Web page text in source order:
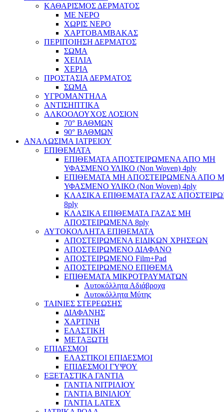
ΚΑΘΑΡΙΣΜΟΣ ΔΕΡΜΑΤΟΣ
ΜΕ ΝΕΡΟ
ΧΩΡΙΣ ΝΕΡΟ
ΧΑΡΤΟΒΑΜΒΑΚΑΣ
ΠΕΡΙΠΟΙΗΣΗ ΔΕΡΜΑΤΟΣ
ΣΩΜΑ
ΧΕΙΛΙΑ
ΧΕΡΙΑ
ΠΡΟΣΤΑΣΙΑ ΔΕΡΜΑΤΟΣ
ΣΩΜΑ
ΥΓΡΟΜΑΝΤΗΛΑ
ΑΝΤΙΣΗΠΤΙΚΑ
ΑΛΚΟΟΛΟΥΧΟΣ ΛΟΣΙΟΝ
70° ΒΑΘΜΩΝ
90° ΒΑΘΜΩΝ
ΑΝΑΛΩΣΙΜΑ ΙΑΤΡΕΙΟΥ
ΕΠΙΘΕΜΑΤΑ
ΕΠΙΘΕΜΑΤΑ ΑΠΟΣΤΕΙΡΩΜΕΝΑ ΑΠΟ ΜΗ
ΥΦΑΣΜΕΝΟ ΥΛΙΚΟ (Non Woven) 4ply
ΕΠΙΘΕΜΑΤΑ ΜΗ ΑΠΟΣΤΕΙΡΩΜΕΝΑ ΑΠΟ
ΥΦΑΣΜΕΝΟ ΥΛΙΚΟ (Non Woven) 4ply
ΚΛΑΣΙΚΑ ΕΠΙΘΕΜΑΤΑ ΓΑΖΑΣ
8ply
ΚΛΑΣΙΚΑ ΕΠΙΘΕΜΑΤΑ ΓΑΖΑΣ ΜΗ
ΑΠΟΣΤΕΙΡΩΜΕΝΑ 8ply
ΑΥΤΟΚΟΛΛΗΤΑ ΕΠΙΘΕΜΑΤΑ
ΑΠΟΣΤΕΙΡΩΜΕΝΑ ΕΙΔΙΚΩΝ ΧΡΗΣΕΩΝ
ΑΠΟΣΤΕΙΡΩΜΕΝΟ ΔΙΑΦΑΝΟ
ΑΠΟΣΤΕΙΡΩΜΕΝΟ Film+Pad
ΑΠΟΣΤΕΙΡΩΜΕΝΟ ΕΠΙΘΕΜΑ
ΕΠΙΘΕΜΑΤΑ ΜΙΚΡΟΤΡΑΥΜΑΤΩΝ
Αυτοκόλλητα Αδιάβροχα
Αυτοκόλλητα Μύτης
ΤΑΙΝΙΕΣ ΣΤΕΡΕΩΣΗΣ
ΔΙΑΦΑΝΗΣ
ΧΑΡΤΙΝΗ
ΕΛΑΣΤΙΚΗ
ΜΕΤΑΞΩΤΗ
ΕΠΙΔΕΣΜΟΙ
ΕΛΑΣΤΙΚΟΙ ΕΠΙΔΕΣΜΟΙ
ΕΠΙΔΕΣΜΟΙ ΓΥΨΟΥ
ΕΞΕΤΑΣΤΙΚΑ ΓΑΝΤΙΑ
ΓΑΝΤΙΑ ΝΙΤΡΙΛΙΟΥ
ΓΑΝΤΙΑ ΒΙΝΙΛΙΟΥ
ΓΑΝΤΙΑ LATEX